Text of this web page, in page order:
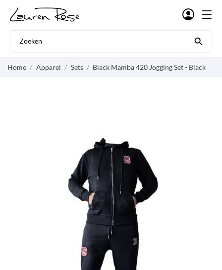

Home Apparel Sets Black Mamba 420 Jogging Set - Black